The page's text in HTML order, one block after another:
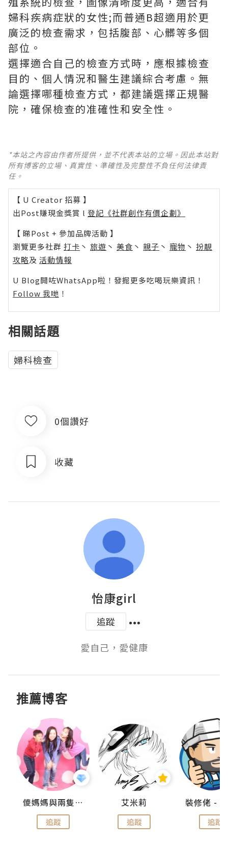
婦科疾病症狀的女性;而普通B超適用於更
廣泛的檢查需求，包括腹部、心髒等多個
部位。
選擇適合自己的檢查方式時，應根據檢查
目的、個人情況和醫生建議綜合考慮。無
論選擇哪種檢查方式，都建議選擇正規醫
院，確保檢查的准確性和安全性。
*本站之內容由作者所提供，並不代表本站的立場。因此本站對
所有博客的立場、真實性、準確性及完整性不負任何法律責
任。
【 U Creator 招募 】
出Post賺現金獎賞 l 登記《社群創作有價企劃》
【 睇Post + 參加品牌活動 】
瀏覽更多社群 打卡 丶 旅遊 丶 美食 丶 親子 丶 寵物 丶 扮靚
攻略及 活動情報
U Blog開咗WhatsApp啦！發掘更多吃喝玩樂資訊！
Follow 我哋 ！
相關話題
婦科檢查
0個讚好
收藏
怡康girl
追蹤
愛自己，愛健康
推薦博客
儍媽媽與兩隻小魔怪之家
追蹤
艾米莉
追蹤 追蹤